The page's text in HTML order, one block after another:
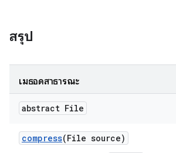
สรุป
เมธอดสาธารณะ
abstract File
compress(File source)